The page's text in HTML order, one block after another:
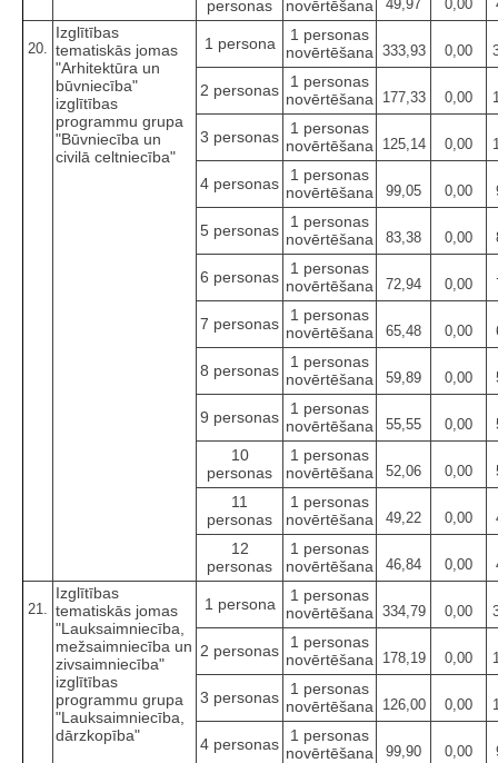
personas
novērtēšana
49,97 0,00
20.
Izglītības
tematiskās jomas
"Arhitektūra un
būvniecība"
izglītības
programmu grupa
"Būvniecība un
civilā celtniecība"
1 persona
1 personas
novērtēšana 333,93 0,00
2 personas
1 personas
novērtēšana
177,33 0,00
3 personas
1 personas
novērtēšana
125,14 0,00
4 personas
1 personas
novērtēšana
99,05 0,00
5 personas
1 personas
novērtēšana
83,38 0,00
6 personas
1 personas
novērtēšana
72,94 0,00
7 personas
1 personas
novērtēšana
65,48 0,00
8 personas
1 personas
novērtēšana
59,89 0,00
9 personas
1 personas
novērtēšana
55,55 0,00
10
personas
1 personas
novērtēšana
52,06 0,00
11
personas
1 personas
novērtēšana
49,22 0,00
12
personas
1 personas
novērtēšana
46,84 0,00
21.
Izglītības
tematiskās jomas
"Lauksaimniecība,
mežsaimniecība un
zivsaimniecība"
izglītības
programmu grupa
"Lauksaimniecība,
dārzkopība"
1 persona
1 personas
novērtēšana 334,79 0,00
2 personas
1 personas
novērtēšana
178,19 0,00
3 personas
1 personas
novērtēšana
126,00 0,00
4 personas
1 personas
novērtēšana
99,90 0,00